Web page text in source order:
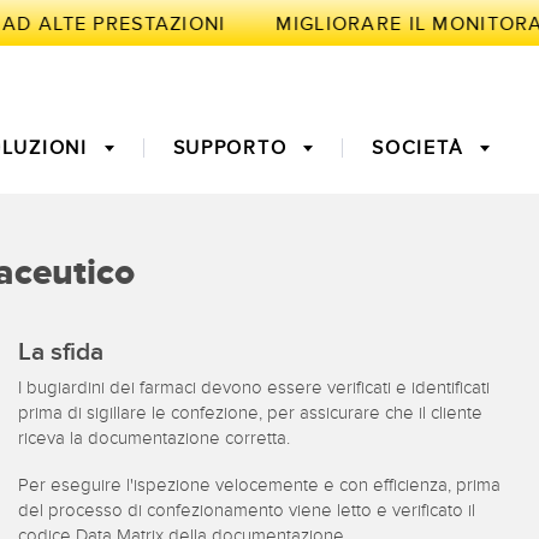
ALTE PRESTAZIONI
a fibra ottica
Fibra ottica
to-Light Sensori di temperatura
Sensori di vibrazioni
predittiva e preventiva
(OEE)
Richiesta di componenti,
servizi o prelievo di pallet
SUPPORTO SOCIETÀ
La sfida
I bugiardini dei farmaci devono essere verificati e identificati
prima di sigillare le confezione, per assicurare che il cliente
riceva la documentazione corretta.
Per eseguire l'ispezione velocemente e con efficienza, prima
del processo di confezionamento viene letto e verificato il